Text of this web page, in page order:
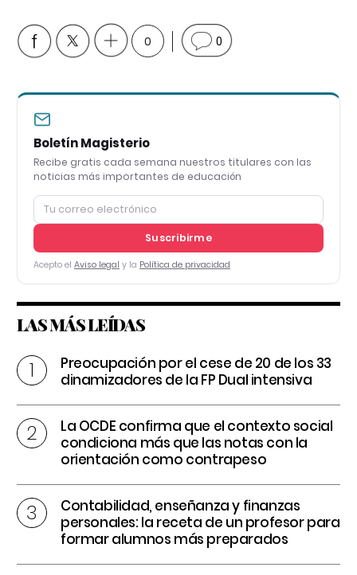
0 0
Boletín Magisterio
Recibe gratis cada semana nuestros titulares con las
noticias más importantes de educación
Suscribirme
Acepto el Aviso legal y la Política de privacidad
LAS MÁS LEÍDAS
Preocupación por el cese de 20 de los 33
dinamizadores de la FP Dual intensiva
La OCDE confirma que el contexto social
condiciona más que las notas con la
orientación como contrapeso
Contabilidad, enseñanza y finanzas
personales: la receta de un profesor para
formar alumnos más preparados